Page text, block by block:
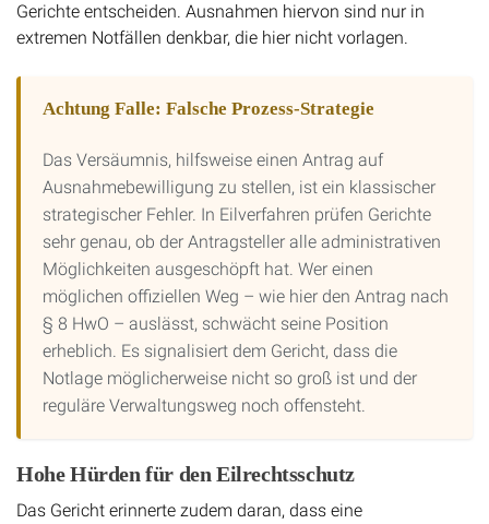
Gerichte entscheiden. Ausnahmen hiervon sind nur in
extremen Notfällen denkbar, die hier nicht vorlagen.
Achtung Falle: Falsche Prozess-Strategie
Das Versäumnis, hilfsweise einen Antrag auf
Ausnahmebewilligung zu stellen, ist ein klassischer
strategischer Fehler. In Eilverfahren prüfen Gerichte
sehr genau, ob der Antragsteller alle administrativen
Möglichkeiten ausgeschöpft hat. Wer einen
möglichen offiziellen Weg – wie hier den Antrag nach
§ 8 HwO – auslässt, schwächt seine Position
erheblich. Es signalisiert dem Gericht, dass die
Notlage möglicherweise nicht so groß ist und der
reguläre Verwaltungsweg noch offensteht.
Hohe Hürden für den Eilrechtsschutz
Das Gericht erinnerte zudem daran, dass eine